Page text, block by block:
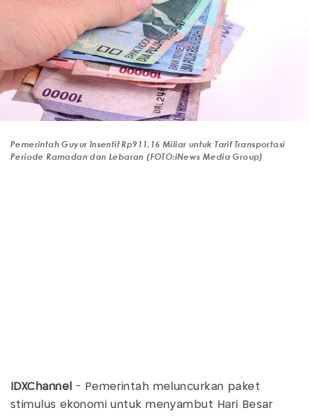
Pemerintah Guyur Insentif Rp911,16 Miliar untuk Tarif Transportasi
Periode Ramadan dan Lebaran (FOTO:iNews Media Group)
IDXChannel
- Pemerintah meluncurkan paket
stimulus ekonomi untuk menyambut Hari Besar